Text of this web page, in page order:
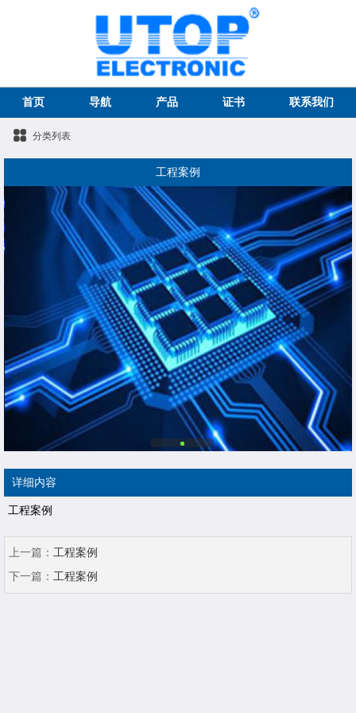
首页 导航 产品 证书 联系我们
分类列表
工程案例
详细内容
工程案例
上一篇： 工程案例
下一篇： 工程案例